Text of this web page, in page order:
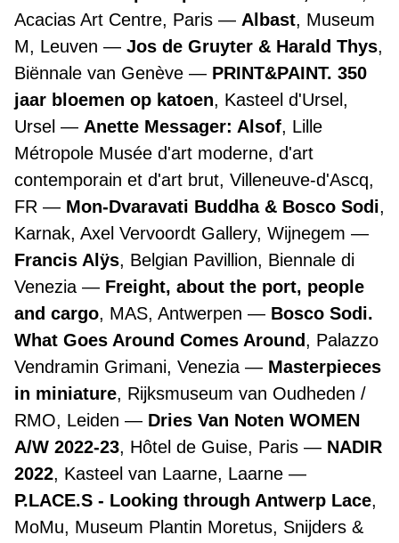
Acacias Art Centre, Paris
Albast, Museum
M, Leuven
Jos de Gruyter & Harald Thys,
Biënnale van Genève
PRINT&PAINT. 350
jaar bloemen op katoen, Kasteel d'Ursel,
Ursel
Anette Messager: Alsof, Lille
Métropole Musée d'art moderne, d'art
contemporain et d'art brut, Villeneuve-d'Ascq,
FR
Mon-Dvaravati Buddha & Bosco Sodi,
Karnak, Axel Vervoordt Gallery, Wijnegem
Francis Alÿs, Belgian Pavillion, Biennale di
Venezia
Freight, about the port, people
and cargo, MAS, Antwerpen
Bosco Sodi.
What Goes Around Comes Around, Palazzo
Vendramin Grimani, Venezia
Masterpieces
in miniature, Rijksmuseum van Oudheden /
RMO, Leiden
Dries Van Noten WOMEN
A/W 2022-23, Hôtel de Guise, Paris
NADIR
2022, Kasteel van Laarne, Laarne
P.LACE.S - Looking through Antwerp Lace,
MoMu, Museum Plantin Moretus, Snijders &